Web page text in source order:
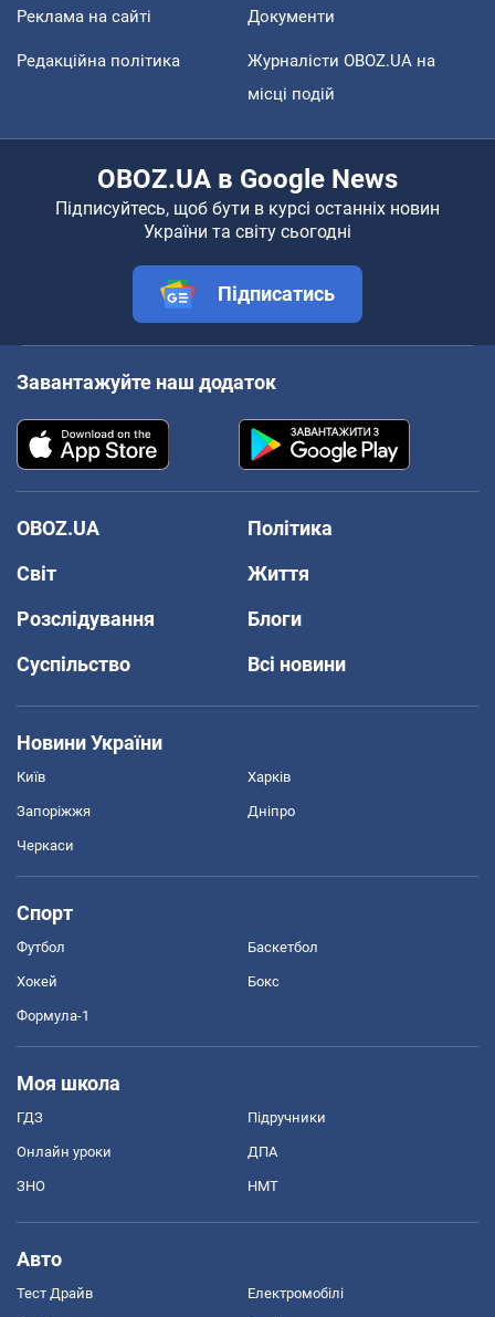
Реклама на сайті Документи
Редакційна політика
Журналісти OBOZ.UA на
місці подій
OBOZ.UA в Google News
Підписуйтесь, щоб бути в курсі останніх новин
України та світу сьогодні
Підписатись
Завантажуйте наш додаток
OBOZ.UA
Політика
Світ
Життя
Розслідування
Блоги
Суспільство
Всі новини
Новини України
Київ Харків
Запоріжжя Дніпро
Черкаси
Спорт
Футбол Баскетбол
Хокей Бокс
Формула-1
Моя школа
ГДЗ Підручники
Онлайн уроки ДПА
ЗНО НМТ
Авто
Тест Драйв Електромобілі